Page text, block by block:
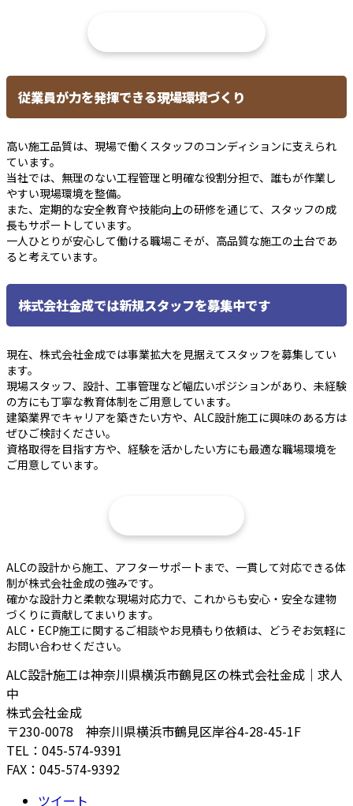
従業員が力を発揮できる現場環境づくり
高い施工品質は、現場で働くスタッフのコンディションに支えられ
ています。
当社では、無理のない工程管理と明確な役割分担で、誰もが作業し
やすい現場環境を整備。
また、定期的な安全教育や技能向上の研修を通じて、スタッフの成
長もサポートしています。
一人ひとりが安心して働ける職場こそが、高品質な施工の土台であ
ると考えています。
株式会社金成では新規スタッフを募集中です
現在、株式会社金成では事業拡大を見据えてスタッフを募集してい
ます。
現場スタッフ、設計、工事管理など幅広いポジションがあり、未経験
の方にも丁寧な教育体制をご用意しています。
建築業界でキャリアを築きたい方や、ALC設計施工に興味のある方は
ぜひご検討ください。
資格取得を目指す方や、経験を活かしたい方にも最適な職場環境を
ご用意しています。
ALCの設計から施工、アフターサポートまで、一貫して対応できる体
制が株式会社金成の強みです。
確かな設計力と柔軟な現場対応力で、これからも安心・安全な建物
づくりに貢献してまいります。
ALC・ECP施工に関するご相談やお見積もり依頼は、どうぞお気軽に
お問い合わせください。
ALC設計施工は神奈川県横浜市鶴見区の株式会社金成｜求人
中
株式会社金成
〒230-0078 神奈川県横浜市鶴見区岸谷4-28-45-1F
TEL：045-574-9391
FAX：045-574-9392
ツイート